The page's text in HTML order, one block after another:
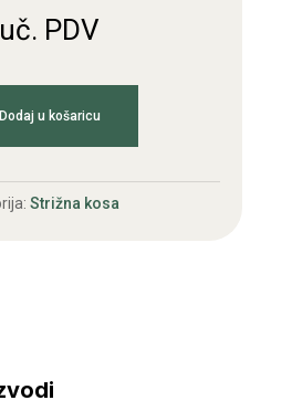
PDV
Dodaj u košaricu
Strižna kosa